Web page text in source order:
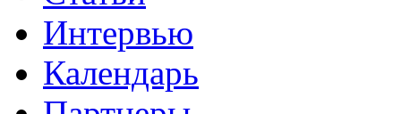
Интервью
Календарь